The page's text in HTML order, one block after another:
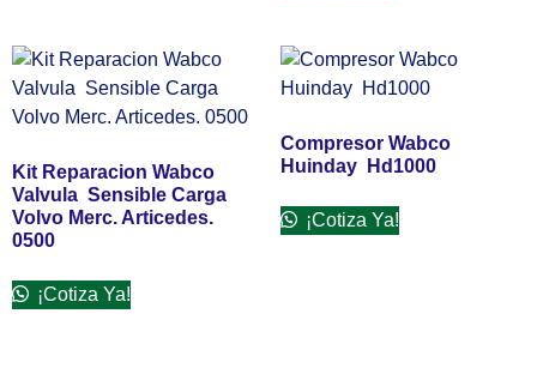
Kit Reparacion Wabco
Valvula Sensible Carga
Volvo Merc. Articedes.
0500
¡Cotiza Ya!
Compresor Wabco
Huinday Hd1000
¡Cotiza Ya!